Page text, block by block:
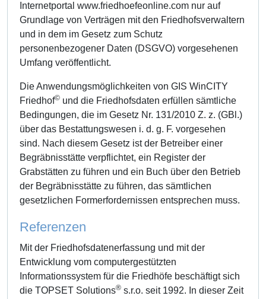
Internetportal www.friedhoefeonline.com nur auf
Grundlage von Verträgen mit den Friedhofsverwaltern
und in dem im Gesetz zum Schutz
personenbezogener Daten (DSGVO) vorgesehenen
Umfang veröffentlicht.
Die Anwendungsmöglichkeiten von GIS WinCITY
Friedhof© und die Friedhofsdaten erfüllen sämtliche
Bedingungen, die im Gesetz Nr. 131/2010 Z. z. (GBl.)
über das Bestattungswesen i. d. g. F. vorgesehen
sind. Nach diesem Gesetz ist der Betreiber einer
Begräbnisstätte verpflichtet, ein Register der
Grabstätten zu führen und ein Buch über den Betrieb
der Begräbnisstätte zu führen, das sämtlichen
gesetzlichen Formerfordernissen entsprechen muss.
Referenzen
Mit der Friedhofsdatenerfassung und mit der
Entwicklung vom computergestützten
Informationssystem für die Friedhöfe beschäftigt sich
die TOPSET Solutions® s.r.o. seit 1992. In dieser Zeit